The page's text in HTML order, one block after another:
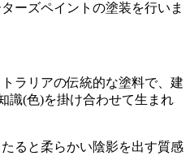
ーズペイントの塗装を行いま
ラリアの伝統的な塗料で、建
識(色)を掛け合わせて生まれ
ると柔らかい陰影を出す質感